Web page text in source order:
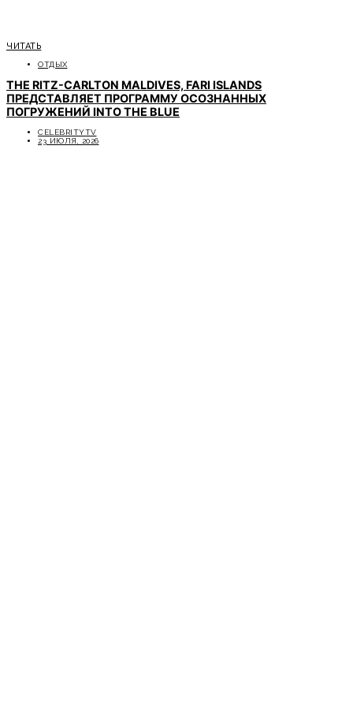
ЧИТАТЬ
ОТДЫХ
THE RITZ-CARLTON MALDIVES, FARI ISLANDS
ПРЕДСТАВЛЯЕТ ПРОГРАММУ ОСОЗНАННЫХ
ПОГРУЖЕНИЙ INTO THE BLUE
CELEBRITYTV
23 ИЮЛЯ, 2026